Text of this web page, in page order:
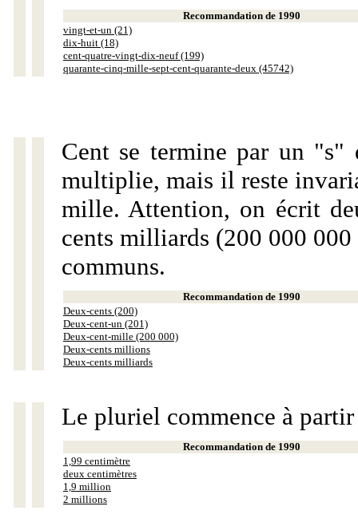
Recommandation de 1990
vingt-et-un (21)
dix-huit (18)
cent-quatre-vingt-dix-neuf (199)
quarante-cinq-mille-sept-cent-quarante-deux (45742)
Cent se termine par un "s"
multiplie, mais il reste
mille. Attention, on écrit
cents milliards (200 000
communs.
Recommandation de 1990
Deux-cents (200)
Deux-cent-un (201)
Deux-cent-mille (200 000)
Deux-cents millions
Deux-cents milliards
Le pluriel commence à
Recommandation de 1990
1,99 centimètre
deux centimètres
1,9 million
2 millions